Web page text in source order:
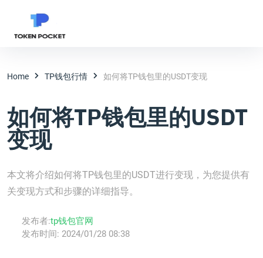
Home TP钱包行情 如何将TP钱包里的USDT变现
如何将TP钱包里的USDT
变现
本文将介绍如何将TP钱包里的USDT进行变现，为您提供有
关变现方式和步骤的详细指导。
发布者:tp钱包官网
发布时间: 2024/01/28 08:38